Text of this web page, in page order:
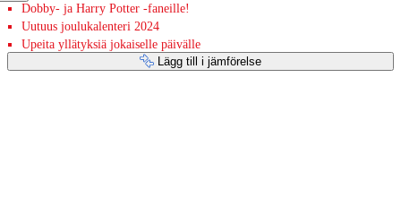
Dobby- ja Harry Potter -faneille!
Uutuus joulukalenteri 2024
Upeita yllätyksiä jokaiselle päivälle
Lägg till i jämförelse